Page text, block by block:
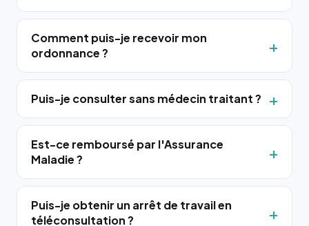
Comment puis-je recevoir mon
ordonnance ?
Puis-je consulter sans médecin traitant ?
Est-ce remboursé par l'Assurance
Maladie ?
Puis-je obtenir un arrêt de travail en
téléconsultation ?